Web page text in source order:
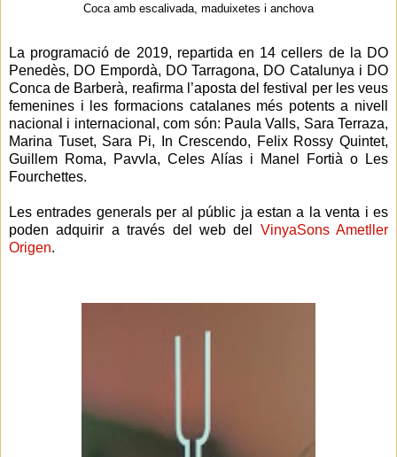
Coca amb escalivada, maduixetes i anchova
La programació de 2019, repartida en 14 cellers de la DO
Penedès, DO Empordà, DO Tarragona, DO Catalunya i DO
Conca de Barberà, reafirma l’aposta del festival per les veus
femenines i les formacions catalanes més potents a nivell
nacional i internacional, com són: Paula Valls, Sara Terraza,
Marina Tuset, Sara Pi, In Crescendo, Felix Rossy Quintet,
Guillem Roma, Pavvla, Celes Alías i Manel Fortià o Les
Fourchettes.
Les entrades generals per al públic ja estan a la venta i es
poden adquirir a través del web del
VinyaSons Ametller
Origen.